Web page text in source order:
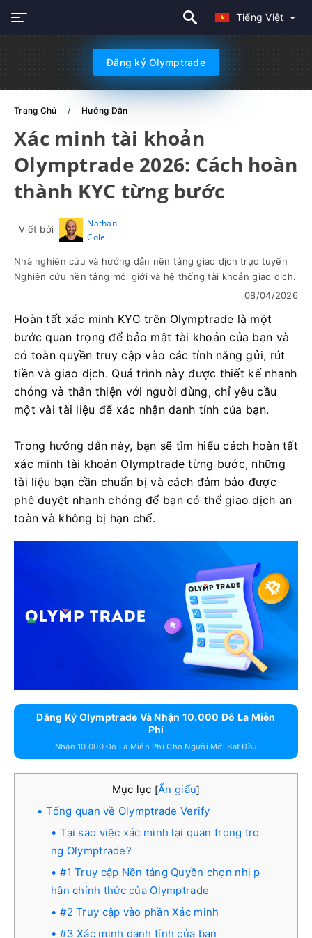
Tiếng Việt
Đăng ký Olymptrade
Trang Chủ Hướng Dẫn
Xác minh tài khoản
Olymptrade 2026: Cách hoàn
thành KYC từng bước
Viết bởi
Nathan
Cole
Nhà nghiên cứu và hướng dẫn nền tảng giao dịch trực tuyến
Nghiên cứu nền tảng môi giới và hệ thống tài khoản giao dịch.
08/04/2026
Hoàn tất xác minh KYC trên Olymptrade là một
bước quan trọng để bảo mật tài khoản của bạn và
có toàn quyền truy cập vào các tính năng gửi, rút ​​
tiền và giao dịch. Quá trình này được thiết kế nhanh
chóng và thân thiện với người dùng, chỉ yêu cầu
một vài tài liệu để xác nhận danh tính của bạn.
Trong hướng dẫn này, bạn sẽ tìm hiểu cách hoàn tất
xác minh tài khoản Olymptrade từng bước, những
tài liệu bạn cần chuẩn bị và cách đảm bảo được
phê duyệt nhanh chóng để bạn có thể giao dịch an
toàn và không bị hạn chế.
Đăng Ký Olymptrade Và Nhận 10.000 Đô La Miễn
Phí
Nhận 10.000 Đô La Miễn Phí Cho Người Mới Bắt Đầu
Mục lục [Ẩn giấu]
Tổng quan về Olymptrade Verify
Tại sao việc xác minh lại quan trọng tro
ng Olymptrade?
#1 Truy cập Nền tảng Quyền chọn nhị p
hân chính thức của Olymptrade
#2 Truy cập vào phần Xác minh
#3 Xác minh danh tính của bạn